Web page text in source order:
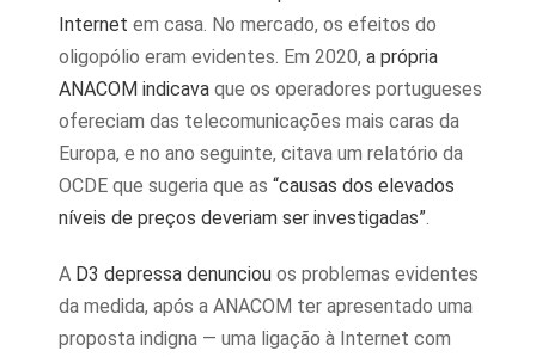
Internet em casa. No mercado, os efeitos do
oligopólio eram evidentes. Em 2020, a própria
ANACOM indicava que os operadores portugueses
ofereciam das telecomunicações mais caras da
Europa, e no ano seguinte, citava um relatório da
OCDE que sugeria que as “causas dos elevados
níveis de preços deveriam ser investigadas”.
A D3 depressa denunciou os problemas evidentes
da medida, após a ANACOM ter apresentado uma
proposta indigna — uma ligação à Internet com